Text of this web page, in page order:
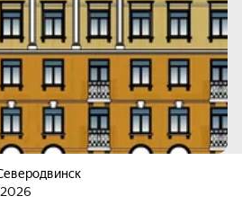
2026